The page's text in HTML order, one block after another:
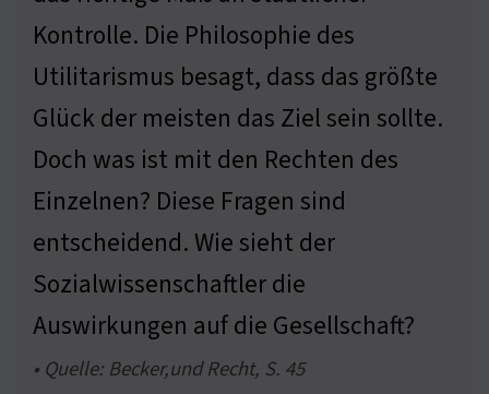
Kontrolle. Die Philosophie des
Utilitarismus besagt, dass das größte
Glück der meisten das Ziel sein sollte.
Doch was ist mit den Rechten des
Einzelnen? Diese Fragen sind
entscheidend. Wie sieht der
Sozialwissenschaftler die
Auswirkungen auf die Gesellschaft?
• Quelle: Becker,und Recht, S. 45